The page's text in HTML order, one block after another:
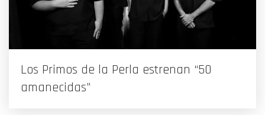
Los Primos de la Perla estrenan “50
amanecidas”